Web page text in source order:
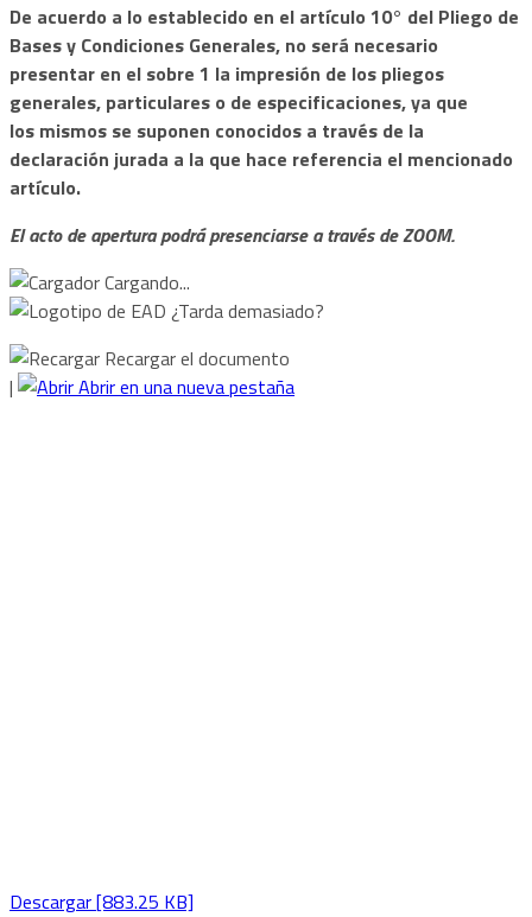
De acuerdo a lo establecido en el artículo 10° del Pliego de
Bases y Condiciones Generales, no será necesario
presentar en el sobre 1 la impresión de los pliegos
generales, particulares o de especificaciones, ya que
los mismos se suponen conocidos a través de la
declaración jurada a la que hace referencia el mencionado
artículo.
El acto de apertura podrá presenciarse a través de ZOOM.
Cargando...
¿Tarda demasiado?
Recargar el documento
|
Abrir en una nueva pestaña
Descargar [883.25 KB]